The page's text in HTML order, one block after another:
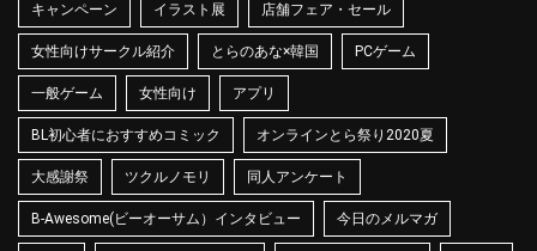
キャンペーン イラスト展 店舗フェア・セール
女性向けサークル紹介 とらのあな×韓国 PCゲーム
一般ゲーム 女性向け アプリ
BL初心者におすすめコミック オンラインとら祭り2020夏
大感謝祭 ツクルノモリ 同人アンケート
B-Awesome(ビーオーサム）インタビュー 今日のメルマガ